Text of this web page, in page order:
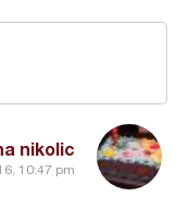
nikolic
10:47 pm